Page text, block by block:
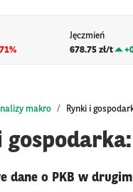
Jęczmień
678.75 zł/t
+
makro Rynki i
dane o PKB w